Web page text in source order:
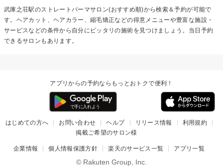
武庫之荘駅のストレートパーマサロン(おすすめ順)から検索＆予約が可能で
す。ヘアカット、ヘアカラー、縮毛矯正などの得意メニューや豊富な施設・
サービスなどの条件から自分にピッタリの施術を見つけましょう。当日予約
できるサロンもあります。
アプリからの予約ならもっとおトクで便利！
はじめての方へ お問い合わせ ヘルプ リリース情報
利用規約
掲載ご希望のサロン様
企業情報 個人情報保護方針 楽天のサービス一覧 アプリ一覧
© Rakuten Group, Inc.